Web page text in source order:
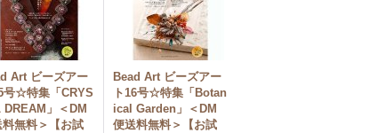
Art ビーズアー
号☆特集「CRYS
DREAM」＜DM
料無料＞【お試
Bead Art ビーズアー
ト16号☆特集「Botan
ical Garden」＜DM
便送料無料＞【お試